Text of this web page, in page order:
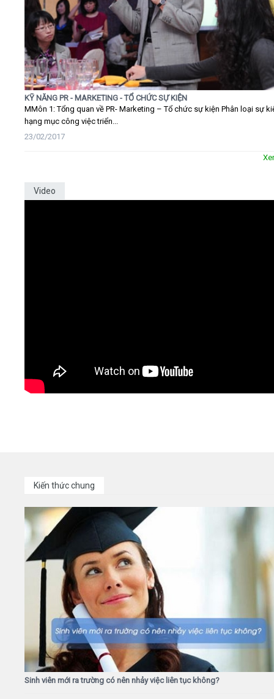
KỸ NĂNG PR - MARKETING - TỔ CHỨC SỰ KIỆN
MMôn 1: Tổng quan về PR- Marketing – Tổ chức sự kiện Phân loại sự
hạng mục công việc triển...
23/02/2017
Video
Kiến thức chung
Sinh viên mới ra trường có nên nhảy việc liên tục không?